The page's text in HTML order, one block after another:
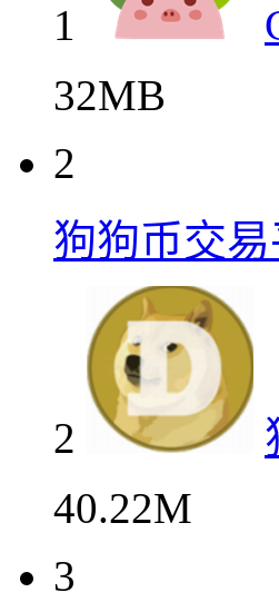
1
32MB
2
狗狗币交
2
40.22M
3